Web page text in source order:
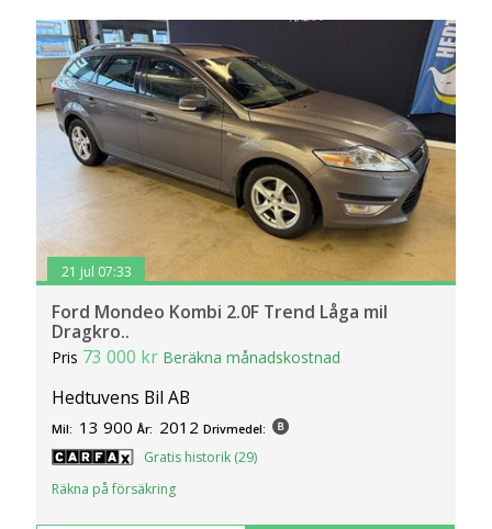
21 jul 07:33
Ford Mondeo Kombi 2.0F Trend Låga mil
Dragkro..
Pris 73 000 kr Beräkna månadskostnad
Hedtuvens Bil AB
Mil: 13 900 År: 2012 Drivmedel:
Gratis historik (29)
Räkna på försäkring